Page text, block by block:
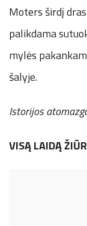
Moters širdį
palikdama
mylės
šalyje.
Istorijos
VISĄ LAIDĄ